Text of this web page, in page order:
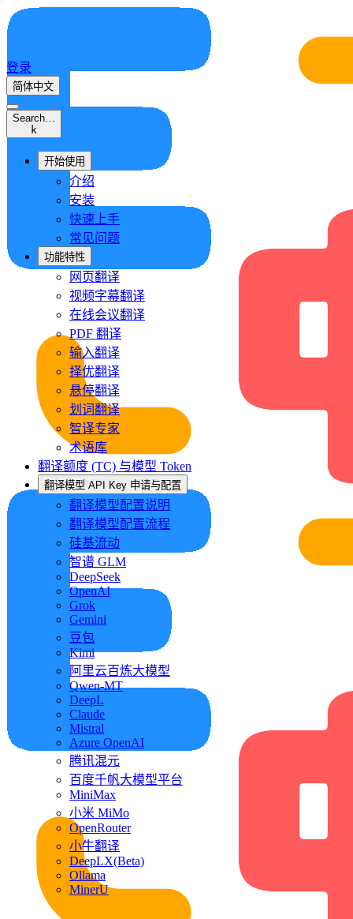
登录
简体中文
Search…
k
开始使用
介绍
安装
快速上手
常见问题
功能特性
网页翻译
视频字幕翻译
在线会议翻译
PDF 翻译
输入翻译
择优翻译
悬停翻译
划词翻译
智译专家
术语库
翻译额度 (TC) 与模型 Token
翻译模型 API Key 申请与配置
翻译模型配置说明
翻译模型配置流程
硅基流动
智谱 GLM
DeepSeek
OpenAI
Grok
Gemini
豆包
Kimi
阿里云百炼大模型
Qwen-MT
DeepL
Claude
Mistral
Azure OpenAI
腾讯混元
百度千帆大模型平台
MiniMax
小米 MiMo
OpenRouter
小牛翻译
DeepLX(Beta)
Ollama
MinerU